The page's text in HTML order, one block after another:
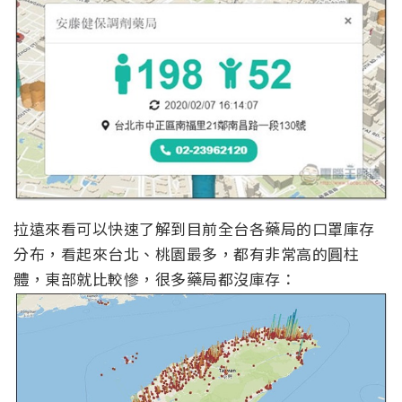
拉遠來看可以快速了解到目前全台各藥局的口罩庫存
分布，看起來台北、桃園最多，都有非常高的圓柱
體，東部就比較慘，很多藥局都沒庫存：